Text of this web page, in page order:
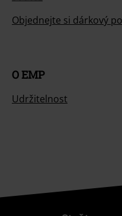
Objednejte si dárkový
O EMP
Udržitelnost